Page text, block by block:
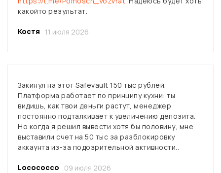
какойто результат.
Костя 11 июля 2026
Закинул на этот Safevault 150 тыс рублей.
Платформа работает по принципу кухни: ты
видишь, как твои деньги растут, менеджер
постоянно подталкивает к увеличению депозита.
Но когда я решил вывести хотя бы половину, мне
выставили счет на 50 тыс за разблокировку
аккаунта из-за подозрительной активности..
Locococco 09 июля 2026